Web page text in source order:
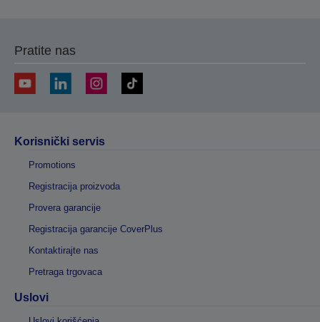
Pratite nas
Korisnički servis
Promotions
Registracija proizvoda
Provera garancije
Registracija garancije CoverPlus
Kontaktirajte nas
Pretraga trgovaca
Uslovi